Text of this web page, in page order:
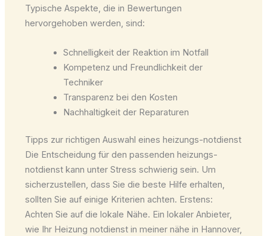
Typische Aspekte, die in Bewertungen
hervorgehoben werden, sind:
Schnelligkeit der Reaktion im Notfall
Kompetenz und Freundlichkeit der
Techniker
Transparenz bei den Kosten
Nachhaltigkeit der Reparaturen
Tipps zur richtigen Auswahl eines heizungs-notdienst
Die Entscheidung für den passenden heizungs-
notdienst kann unter Stress schwierig sein. Um
sicherzustellen, dass Sie die beste Hilfe erhalten,
sollten Sie auf einige Kriterien achten. Erstens:
Achten Sie auf die lokale Nähe. Ein lokaler Anbieter,
wie Ihr Heizung notdienst in meiner nähe in Hannover,